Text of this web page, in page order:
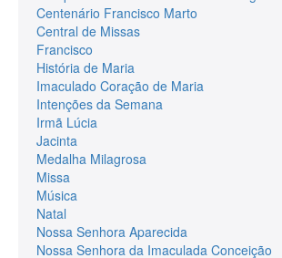
Centenário Francisco Marto
Central de Missas
Francisco
História de Maria
Imaculado Coração de Maria
Intenções da Semana
Irmã Lúcia
Jacinta
Medalha Milagrosa
Missa
Música
Natal
Nossa Senhora Aparecida
Nossa Senhora da Imaculada Conceição